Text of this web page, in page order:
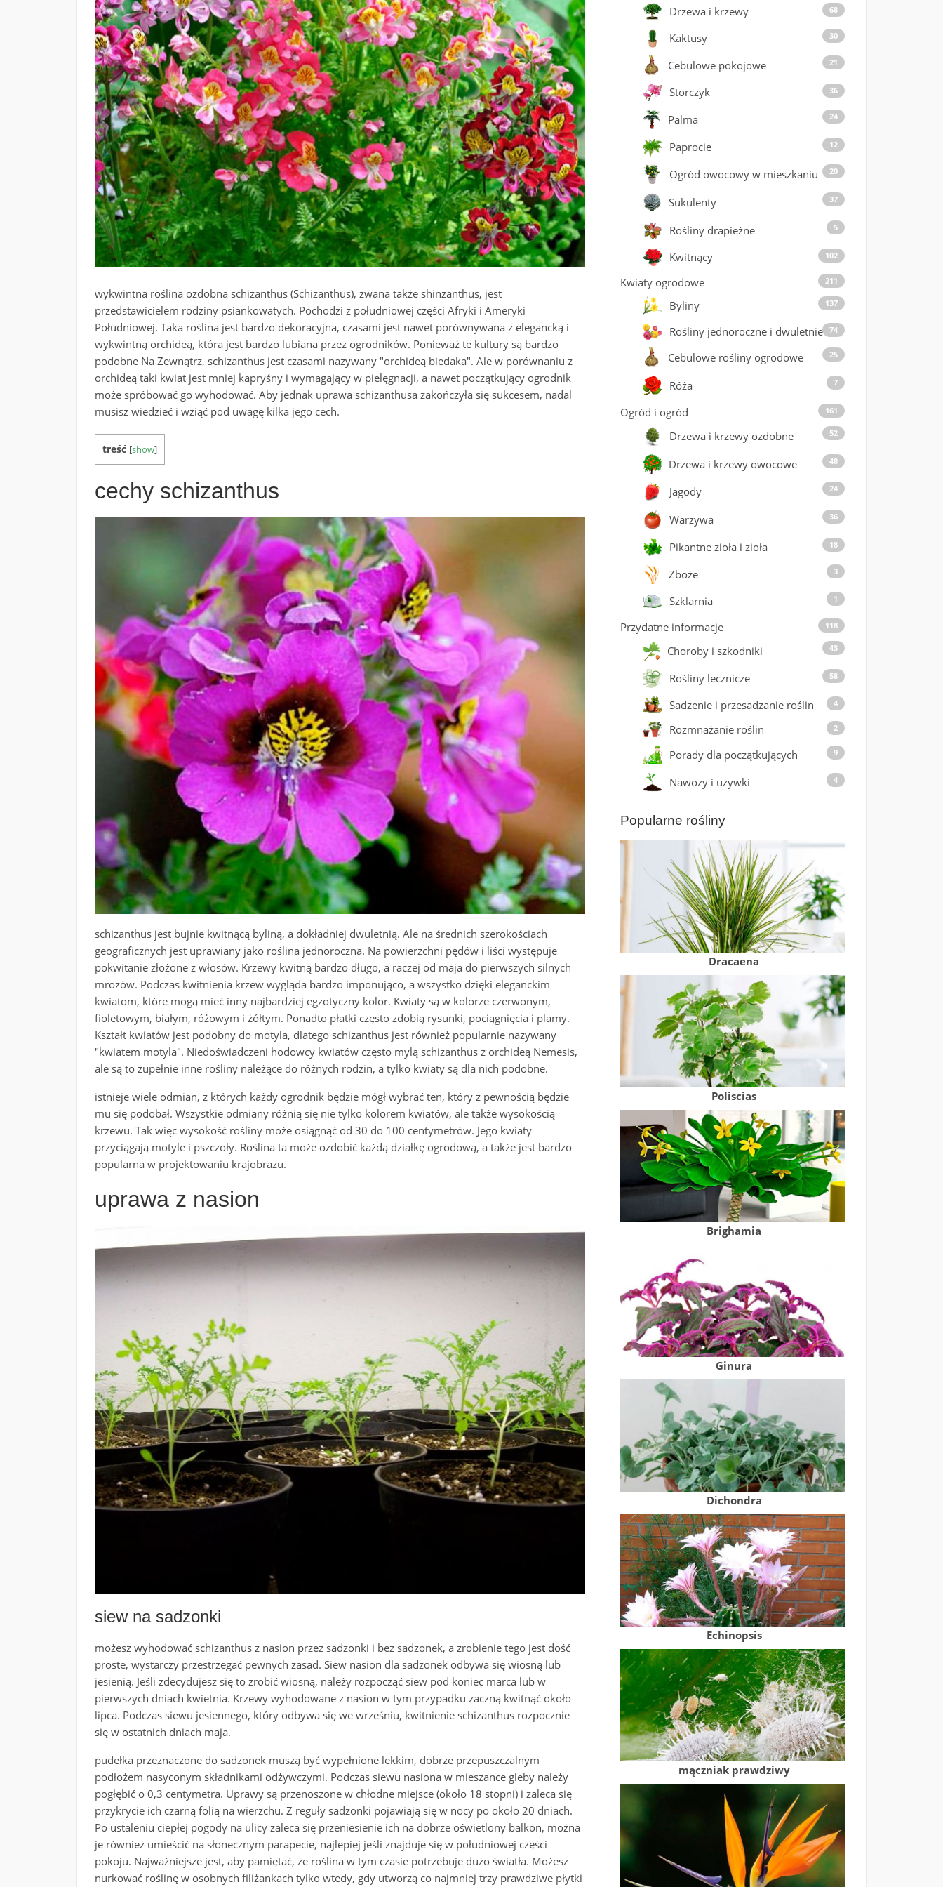
wykwintna roślina ozdobna schizanthus (Schizanthus), zwana także shinzanthus, jest
przedstawicielem rodziny psiankowatych. Pochodzi z południowej części Afryki i Ameryki
Południowej. Taka roślina jest bardzo dekoracyjna, czasami jest nawet porównywana z elegancką i
wykwintną orchideą, która jest bardzo lubiana przez ogrodników. Ponieważ te kultury są bardzo
podobne Na Zewnątrz, schizanthus jest czasami nazywany "orchideą biedaka". Ale w porównaniu z
orchideą taki kwiat jest mniej kapryśny i wymagający w pielęgnacji, a nawet początkujący ogrodnik
może spróbować go wyhodować. Aby jednak uprawa schizanthusa zakończyła się sukcesem, nadal
musisz wiedzieć i wziąć pod uwagę kilka jego cech.
treść [show]
cechy schizanthus
schizanthus jest bujnie kwitnącą byliną, a dokładniej dwuletnią. Ale na średnich szerokościach
geograficznych jest uprawiany jako roślina jednoroczna. Na powierzchni pędów i liści występuje
pokwitanie złożone z włosów. Krzewy kwitną bardzo długo, a raczej od maja do pierwszych silnych
mrozów. Podczas kwitnienia krzew wygląda bardzo imponująco, a wszystko dzięki eleganckim
kwiatom, które mogą mieć inny najbardziej egzotyczny kolor. Kwiaty są w kolorze czerwonym,
fioletowym, białym, różowym i żółtym. Ponadto płatki często zdobią rysunki, pociągnięcia i plamy.
Kształt kwiatów jest podobny do motyla, dlatego schizanthus jest również popularnie nazywany
"kwiatem motyla". Niedoświadczeni hodowcy kwiatów często mylą schizanthus z orchideą Nemesis,
ale są to zupełnie inne rośliny należące do różnych rodzin, a tylko kwiaty są dla nich podobne.
istnieje wiele odmian, z których każdy ogrodnik będzie mógł wybrać ten, który z pewnością będzie
mu się podobał. Wszystkie odmiany różnią się nie tylko kolorem kwiatów, ale także wysokością
krzewu. Tak więc wysokość rośliny może osiągnąć od 30 do 100 centymetrów. Jego kwiaty
przyciągają motyle i pszczoły. Roślina ta może ozdobić każdą działkę ogrodową, a także jest bardzo
popularna w projektowaniu krajobrazu.
uprawa z nasion
siew na sadzonki
możesz wyhodować schizanthus z nasion przez sadzonki i bez sadzonek, a zrobienie tego jest dość
proste, wystarczy przestrzegać pewnych zasad. Siew nasion dla sadzonek odbywa się wiosną lub
jesienią. Jeśli zdecydujesz się to zrobić wiosną, należy rozpocząć siew pod koniec marca lub w
pierwszych dniach kwietnia. Krzewy wyhodowane z nasion w tym przypadku zaczną kwitnąć około
lipca. Podczas siewu jesiennego, który odbywa się we wrześniu, kwitnienie schizanthus rozpocznie
się w ostatnich dniach maja.
pudełka przeznaczone do sadzonek muszą być wypełnione lekkim, dobrze przepuszczalnym
podłożem nasyconym składnikami odżywczymi. Podczas siewu nasiona w mieszance gleby należy
pogłębić o 0,3 centymetra. Uprawy są przenoszone w chłodne miejsce (około 18 stopni) i zaleca się
przykrycie ich czarną folią na wierzchu. Z reguły sadzonki pojawiają się w nocy po około 20 dniach.
Po ustaleniu ciepłej pogody na ulicy zaleca się przeniesienie ich na dobrze oświetlony balkon, można
je również umieścić na słonecznym parapecie, najlepiej jeśli znajduje się w południowej części
pokoju. Najważniejsze jest, aby pamiętać, że roślina w tym czasie potrzebuje dużo światła. Możesz
nurkować roślinę w osobnych filiżankach tylko wtedy, gdy utworzą co najmniej trzy prawdziwe płytki
Drzewa i krzewy 68
Kaktusy 30
Cebulowe pokojowe 21
Storczyk 36
Palma 24
Paprocie 12
Ogród owocowy w mieszkaniu 20
Sukulenty 37
Rośliny drapieżne 5
Kwitnący 102
Kwiaty ogrodowe 211
Byliny 137
Rośliny jednoroczne i dwuletnie 74
Cebulowe rośliny ogrodowe 25
Róża 7
Ogród i ogród 161
Drzewa i krzewy ozdobne 52
Drzewa i krzewy owocowe 48
Jagody 24
Warzywa 36
Pikantne zioła i zioła 18
Zboże 3
Szklarnia 1
Przydatne informacje 118
Choroby i szkodniki 43
Rośliny lecznicze 58
Sadzenie i przesadzanie roślin 4
Rozmnażanie roślin 2
Porady dla początkujących 9
Nawozy i używki 4
Popularne rośliny
Dracaena
Poliscias
Brighamia
Ginura
Dichondra
Echinopsis
mączniak prawdziwy